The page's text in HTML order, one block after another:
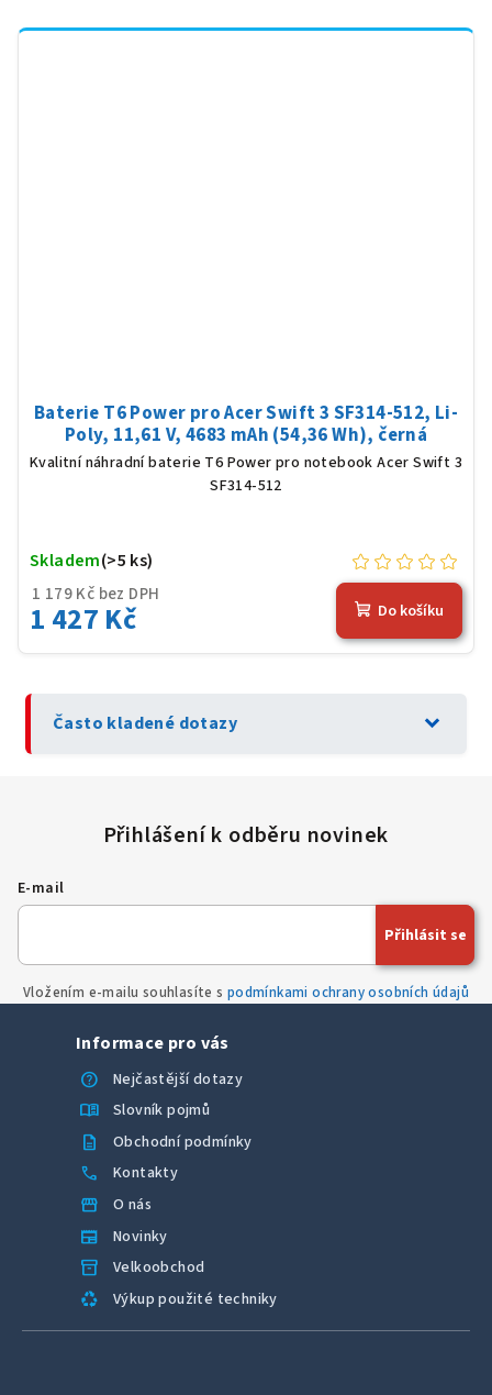
Baterie T6 Power pro Acer Swift 3 SF314-512, Li-
Poly, 11,61 V, 4683 mAh (54,36 Wh), černá
Kvalitní náhradní baterie T6 Power pro notebook Acer Swift 3
SF314-512
1 179 Kč bez DPH
1 427 Kč
Skladem(>5 ks)
Do košíku
Často kladené dotazy expand_more
E-mail
Vložením e-mailu souhlasíte s podmínkami ochrany osobních údajů
Přihlásit se
Informace pro vás
help
Nejčastější dotazy
menu_book Slovník pojmů
description Obchodní podmínky
call Kontakty
storefront O nás
newspaper Novinky
inventory_2 Velkoobchod
recycling Výkup použité techniky